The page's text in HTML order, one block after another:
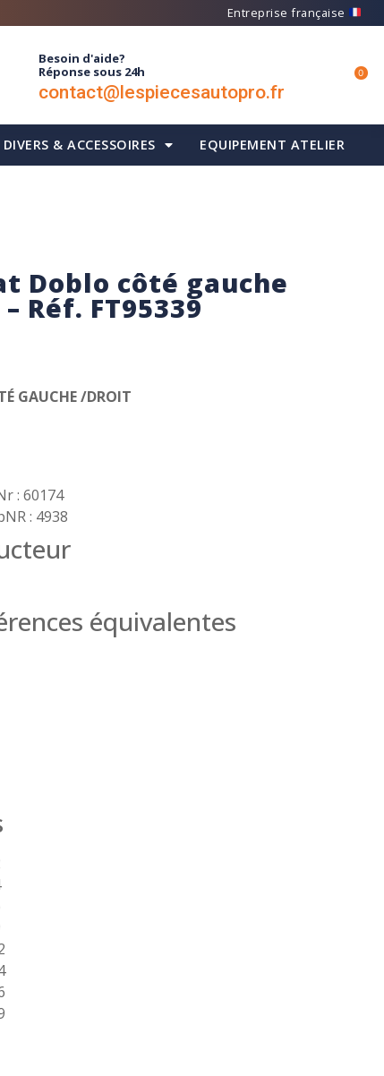
Entreprise française
Besoin d'aide?
Réponse sous 24h
contact@lespiecesautopro.fr
0
DIVERS & ACCESSOIRES EQUIPEMENT ATELIER
Doblo côté gauche
Réf. FT95339
GAUCHE /DROIT
: 60174
: 4938
équivalentes